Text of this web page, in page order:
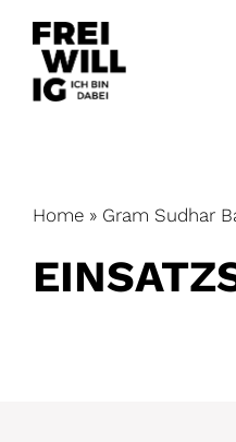
content
Home » Gram Sudhar